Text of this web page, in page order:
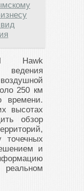
Hawk
250 км
времени.
высотах
обзор
точечных
и